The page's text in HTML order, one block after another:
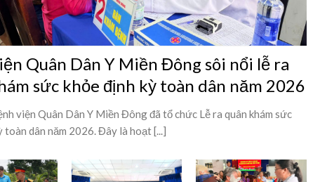
Quân Dân Y Miền Đông sôi nổi lễ ra
sức khỏe định kỳ toàn dân năm 2026
viện Quân Dân Y Miền Đông đã tổ chức Lễ ra quân khám sức
toàn dân năm 2026. Đây là hoạt [...]